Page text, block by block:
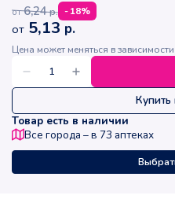
от 6,24р. -18%
от 5,13 р.
Цена может меняться в
Купить
Товар есть в наличии
Все города – в 73 аптеках